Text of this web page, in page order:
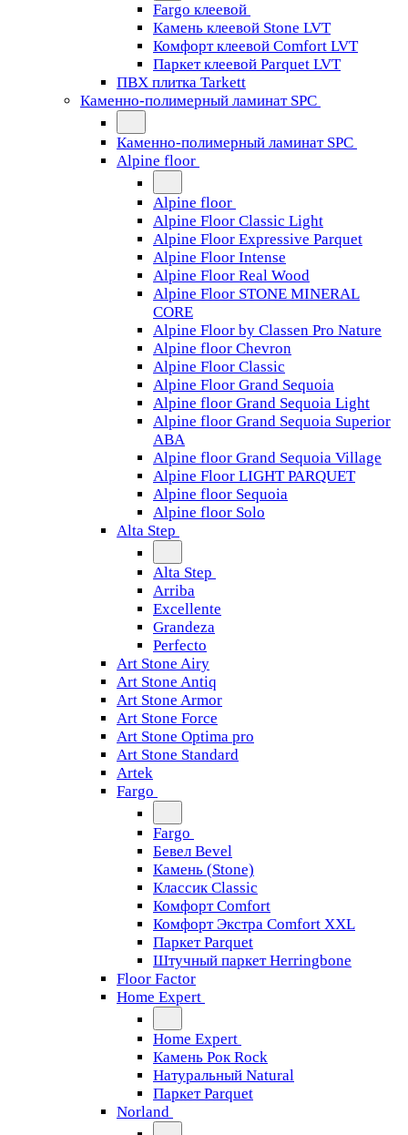
Fargo клеевой
Камень клеевой Stone LVT
Комфорт клеевой Comfort LVT
Паркет клеевой Parquet LVT
ПВХ плитка Tarkett
Каменно-полимерный ламинат SPC
Каменно-полимерный ламинат SPC
Alpine floor
Alpine floor
Alpine Floor Classic Light
Alpine Floor Expressive Parquet
Alpine Floor Intense
Alpine Floor Real Wood
Alpine Floor STONE MINERAL
CORE
Alpine Floor by Classen Pro Nature
Alpine floor Chevron
Alpine Floor Classic
Alpine Floor Grand Sequoia
Alpine floor Grand Sequoia Light
Alpine floor Grand Sequoia Superior
ABA
Alpine floor Grand Sequoia Village
Alpine Floor LIGHT PARQUET
Alpine floor Sequoia
Alpine floor Solo
Alta Step
Alta Step
Arriba
Excellente
Grandeza
Perfecto
Art Stone Airy
Art Stone Antiq
Art Stone Armor
Art Stone Force
Art Stone Optima pro
Art Stone Standard
Artek
Fargo
Fargo
Бевел Bevel
Камень (Stone)
Классик Classic
Комфорт Comfort
Комфорт Экстра Comfort XXL
Паркет Parquet
Штучный паркет Herringbone
Floor Factor
Home Expert
Home Expert
Камень Рок Rock
Натуральный Natural
Паркет Parquet
Norland